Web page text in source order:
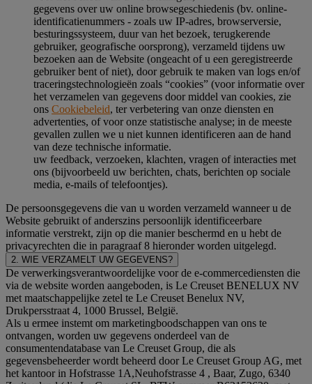
gegevens over uw online browsegeschiedenis (bv. online-
identificatienummers - zoals uw IP-adres, browserversie,
besturingssysteem, duur van het bezoek, terugkerende
gebruiker, geografische oorsprong), verzameld tijdens uw
bezoeken aan de Website (ongeacht of u een geregistreerde
gebruiker bent of niet), door gebruik te maken van logs en/of
traceringstechnologieën zoals “cookies” (voor informatie over
het verzamelen van gegevens door middel van cookies, zie
ons Cookiebeleid, ter verbetering van onze diensten en
advertenties, of voor onze statistische analyse; in de meeste
gevallen zullen we u niet kunnen identificeren aan de hand
van deze technische informatie.
uw feedback, verzoeken, klachten, vragen of interacties met
ons (bijvoorbeeld uw berichten, chats, berichten op sociale
media, e-mails of telefoontjes).
De persoonsgegevens die van u worden verzameld wanneer u de
Website gebruikt of anderszins persoonlijk identificeerbare
informatie verstrekt, zijn op die manier beschermd en u hebt de
privacyrechten die in paragraaf 8 hieronder worden uitgelegd.
2. WIE VERZAMELT UW GEGEVENS?
De verwerkingsverantwoordelijke voor de e-commercediensten die
via de website worden aangeboden, is Le Creuset BENELUX NV
met maatschappelijke zetel te Le Creuset Benelux NV,
Drukpersstraat 4, 1000 Brussel, België.
Als u ermee instemt om marketingboodschappen van ons te
ontvangen, worden uw gegevens onderdeel van de
consumentendatabase van Le Creuset Group, die als
gegevensbeheerder wordt beheerd door Le Creuset Group AG, met
het kantoor in Hofstrasse 1A,Neuhofstrasse 4 , Baar, Zugo, 6340